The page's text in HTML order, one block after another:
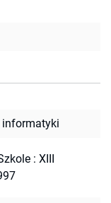
informatyki
: XIII